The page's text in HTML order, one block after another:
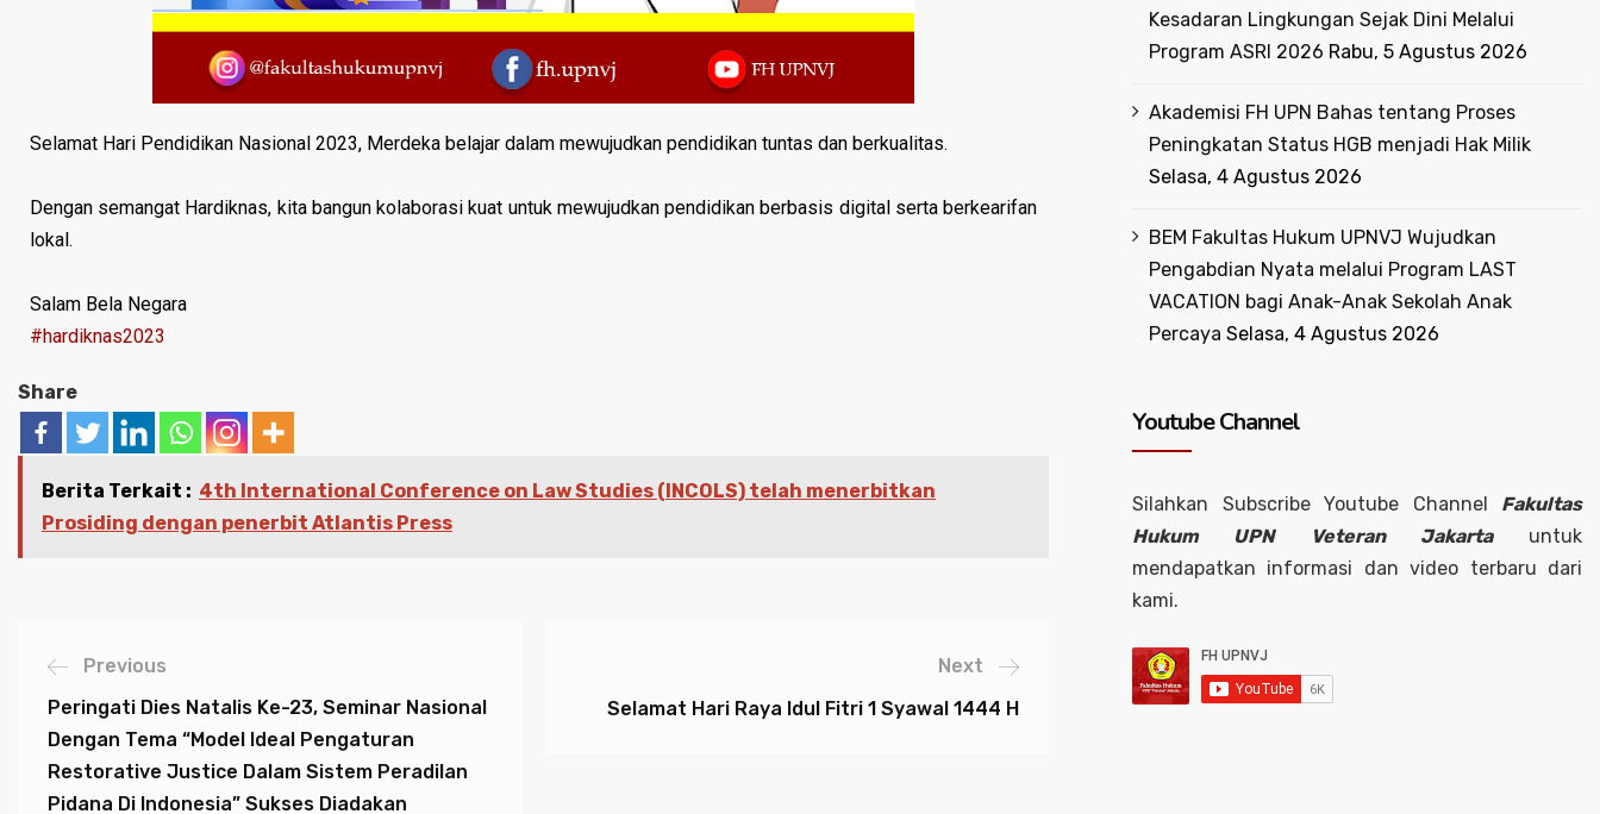
Selamat Hari Pendidikan Nasional 2023, Merdeka belajar dalam mewujudkan pendidikan tuntas dan berkualitas.
Dengan semangat Hardiknas, kita bangun kolaborasi kuat untuk mewujudkan pendidikan berbasis digital serta berkearifan
lokal.
Salam Bela Negara
#hardiknas2023
Share
Berita Terkait : 4th International Conference on Law Studies (INCOLS) telah menerbitkan
Prosiding dengan penerbit Atlantis Press
Previous
Peringati Dies Natalis Ke-23, Seminar Nasional
Dengan Tema “Model Ideal Pengaturan
Restorative Justice Dalam Sistem Peradilan
Pidana Di Indonesia” Sukses Diadakan
Next
Selamat Hari Raya Idul Fitri 1 Syawal 1444 H
Kesadaran Lingkungan Sejak Dini Melalui
Program ASRI 2026 Rabu, 5 Agustus 2026
Akademisi FH UPN Bahas tentang Proses
Peningkatan Status HGB menjadi Hak Milik
Selasa, 4 Agustus 2026
BEM Fakultas Hukum UPNVJ Wujudkan
Pengabdian Nyata melalui Program LAST
VACATION bagi Anak-Anak Sekolah Anak
Percaya Selasa, 4 Agustus 2026
Youtube Channel
Silahkan Subscribe Youtube Channel Fakultas
Hukum UPN Veteran Jakartauntuk
mendapatkan informasi dan video terbaru dari
kami.